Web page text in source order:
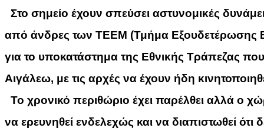
Στο σημείο έχουν σπεύσει αστυνομικές
από άνδρες των ΤΕΕΜ (Τμήμα Εξουδετέρωσης
για το υποκατάστημα της Εθνικής Τράπεζας
Αιγάλεω, με τις αρχές να έχουν ήδη
Το χρονικό περιθώριο έχει παρέλθει αλλά ο
να ερευνηθεί ενδελεχώς και να διαπιστωθεί ότι